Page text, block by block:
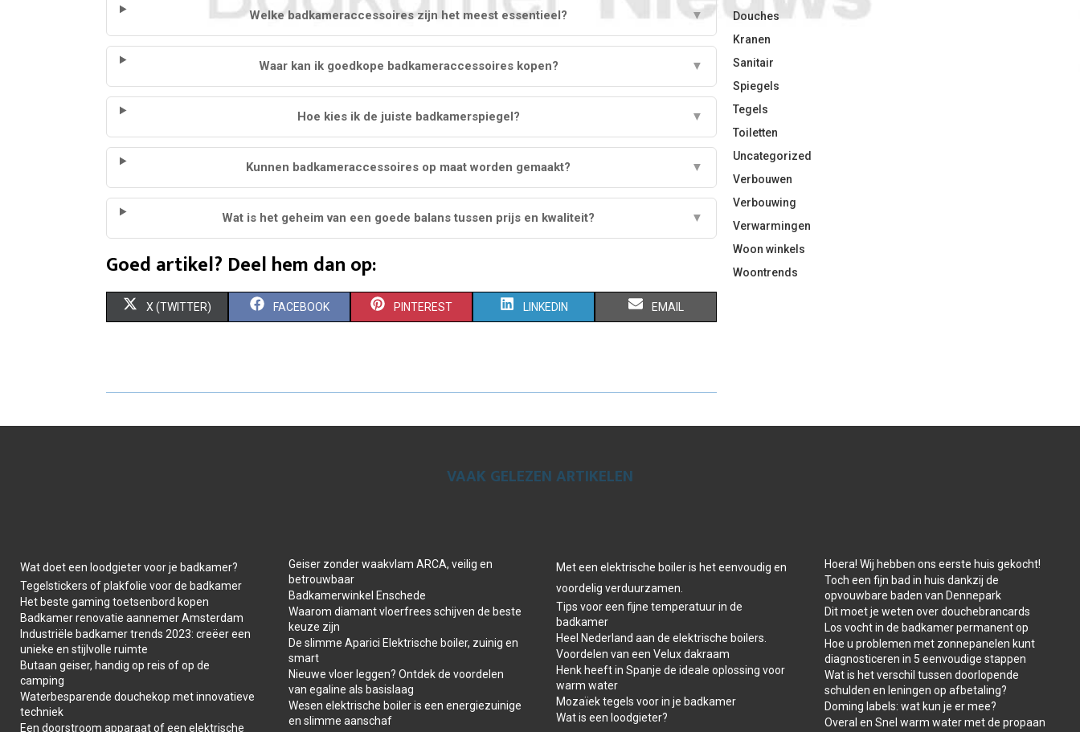
Welke badkameraccessoires zijn het meest essentieel? ▼
Waar kan ik goedkope badkameraccessoires kopen? ▼
Hoe kies ik de juiste badkamerspiegel? ▼
Kunnen badkameraccessoires op maat worden gemaakt? ▼
Wat is het geheim van een goede balans tussen prijs en kwaliteit? ▼
Goed artikel? Deel hem dan op:
S
R
X (TWITTER) S
R
FACEBOOK S
R
PINTEREST S
R
N
LINKEDIN S
R
EMAIL
Douches
Kranen
Sanitair
Spiegels
Tegels
Toiletten
Uncategorized
Verbouwen
Verbouwing
Verwarmingen
Woon winkels
Woontrends
VAAK GELEZEN ARTIKELEN
Wat doet een loodgieter voor je badkamer?
Tegelstickers of plakfolie voor de badkamer
Het beste gaming toetsenbord kopen
Badkamer renovatie aannemer Amsterdam
Industriële badkamer trends 2023: creëer een
unieke en stijlvolle ruimte
Butaan geiser, handig op reis of op de
camping
Waterbesparende douchekop met innovatieve
techniek
Een doorstroom apparaat of een elektrische
Geiser zonder waakvlam ARCA, veilig en
betrouwbaar
Badkamerwinkel Enschede
Waarom diamant vloerfrees schijven de beste
keuze zijn
De slimme Aparici Elektrische boiler, zuinig en
smart
Nieuwe vloer leggen? Ontdek de voordelen
van egaline als basislaag
Wesen elektrische boiler is een energiezuinige
en slimme aanschaf
Met een elektrische boiler is het eenvoudig en
voordelig verduurzamen.
Tips voor een fijne temperatuur in de
badkamer
Heel Nederland aan de elektrische boilers.
Voordelen van een Velux dakraam
Henk heeft in Spanje de ideale oplossing voor
warm water
Mozaïek tegels voor in je badkamer
Wat is een loodgieter?
Hoera! Wij hebben ons eerste huis gekocht!
Toch een fijn bad in huis dankzij de
opvouwbare baden van Dennepark
Dit moet je weten over douchebrancards
Los vocht in de badkamer permanent op
Hoe u problemen met zonnepanelen kunt
diagnosticeren in 5 eenvoudige stappen
Wat is het verschil tussen doorlopende
schulden en leningen op afbetaling?
Doming labels: wat kun je er mee?
Overal en Snel warm water met de propaan